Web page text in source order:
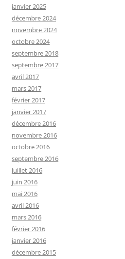
janvier 2025
décembre 2024
novembre 2024
octobre 2024
septembre 2018
septembre 2017
avril 2017
mars 2017
février 2017
janvier 2017
décembre 2016
novembre 2016
octobre 2016
septembre 2016
juillet 2016
juin 2016
mai 2016
avril 2016
mars 2016
février 2016
janvier 2016
décembre 2015